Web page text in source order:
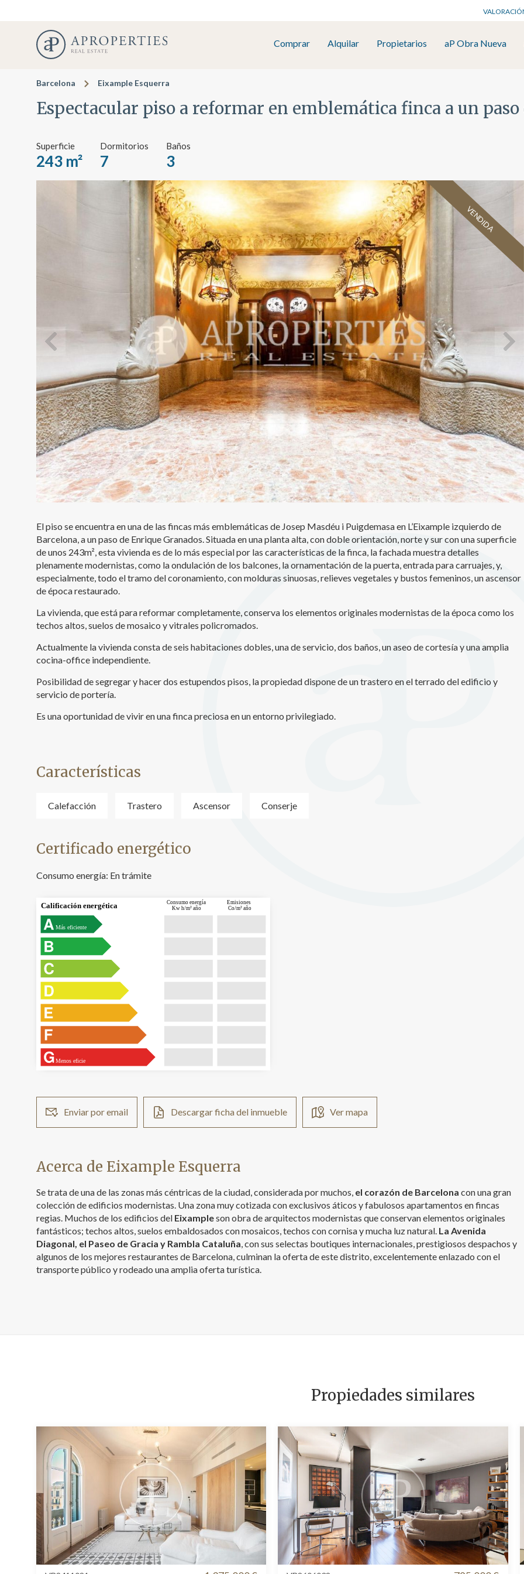
Comprar Alquilar Propietarios aP Obra Nueva
Barcelona Eixample Esquerra
Espectacular piso a reformar en emblemática finca a un
Superficie
243 m²
Dormitorios
7
Baños
3
VENDIDA
El piso se encuentra en una de las fincas más emblemáticas de Josep Masdéu i Puigdemasa en L’Eixample izquierdo de
Barcelona, a un paso de Enrique Granados. Situada en una planta alta, con doble orientación, norte y sur con una superficie
de unos 243m², esta vivienda es de lo más especial por las características de la finca, la fachada muestra detalles
plenamente modernistas, como la ondulación de los balcones, la ornamentación de la puerta, entrada para carruajes, y,
especialmente, todo el tramo del coronamiento, con molduras sinuosas, relieves vegetales y bustos femeninos, un ascensor
de época restaurado.
La vivienda, que está para reformar completamente, conserva los elementos originales modernistas de la época como los
techos altos, suelos de mosaico y vitrales policromados.
Actualmente la vivienda consta de seis habitaciones dobles, una de servicio, dos baños, un aseo de cortesía y una amplia
cocina-office independiente.
Posibilidad de segregar y hacer dos estupendos pisos, la propiedad dispone de un trastero en el terrado del edificio y
servicio de portería.
Es una oportunidad de vivir en una finca preciosa en un entorno privilegiado.
Características
Calefacción Trastero Ascensor Conserje
Certificado energético
Consumo energía: En trámite
Más eficiente
Menos eficie
Calificación energética
Consumo energía
Kw h/m² año
Emisiones
Co/m² año
Enviar por email Descargar ficha del inmueble Ver mapa
Acerca de Eixample Esquerra
Se trata de una de las zonas más céntricas de la ciudad, considerada por muchos, el corazón de Barcelona con una gran
colección de edificios modernistas. Una zona muy cotizada con exclusivos áticos y fabulosos apartamentos en fincas
regias. Muchos de los edificios del Eixampleson obra de arquitectos modernistas que conservan elementos originales
fantásticos; techos altos, suelos embaldosados con mosaicos, techos con cornisa y mucha luz natural. La Avenida
Diagonal, el Paseo de Gracia y Rambla Cataluña , con sus selectas boutiques internacionales, prestigiosos despachos y
algunos de los mejores restaurantes de Barcelona, culminan la oferta de este distrito, excelentemente enlazado con el
transporte público y rodeado una amplia oferta turística.
Propiedades similares
Modificar cookies
Técnicas y funcionales
Siempre
Este sitio web utiliza Cookies propias para recopilar información con la finalidad
mejorar nuestros servicios. Si continua navegando, supone la aceptación de la
instalación de las mismas. El usuario tiene la posibilidad de configurar su
pudiendo, si así lo desea, impedir que sean instaladas en su disco duro,
deberá tener en cuenta que dicha acción podrá ocasionar dificultades de
Analíticas y personalización
Permiten realizar el seguimiento y análisis del comportamiento de los usuarios
sitio web. La información recogida mediante este tipo de cookies se utiliza en la
medición de la actividad de la web para la elaboración de perfiles de
del usuario para mejorar la calidad de nuestros servicios y para ofrecer una
experiencia a través de productos recomendados.
Marketing y publicidad
elecciones personales del usuario a través de la observación continuada de sus
hábitos de navegación. Gracias a ellas, podemos conocer los hábitos de
Guardar configuración